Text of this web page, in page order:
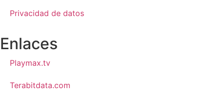
Privacidad de datos
Enlaces
Playmax.tv
Terabitdata.com